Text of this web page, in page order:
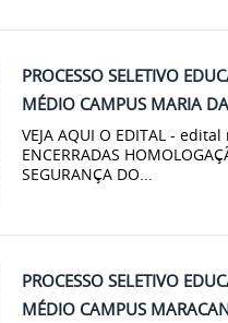
PROCESSO SELETIVO
MÉDIO CAMPUS MARIA
VEJA AQUI O EDITAL - edital
ENCERRADAS
SEGURANÇA DO...
PROCESSO SELETIVO
MÉDIO CAMPUS